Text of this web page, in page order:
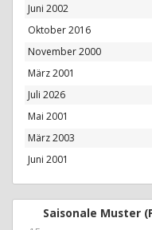
Juni 2002
Oktober 2016
November 2000
März 2001
Juli 2026
Mai 2001
März 2003
Juni 2001
Saisonale Muster